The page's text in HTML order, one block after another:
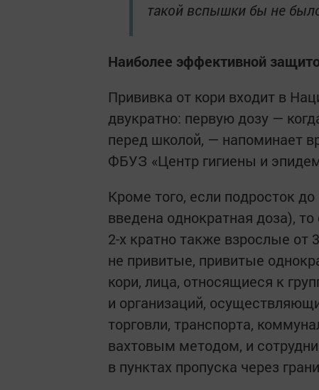
такой вспышки бы не
Наиболее эффективной
Прививка от кори входит в
двукратно: первую дозу —
перед школой, — напоминает
ФБУЗ «Центр гигиены и
Кроме того, если подросток
введена однократная доза),
2-х кратно также взрослые от
не привитые, привитые
кори, лица, относящиеся к
и организаций,
торговли, транспорта,
вахтовым методом, и
в пунктах пропуска через